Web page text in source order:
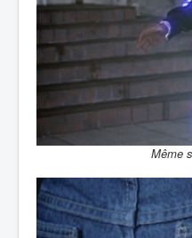
Même